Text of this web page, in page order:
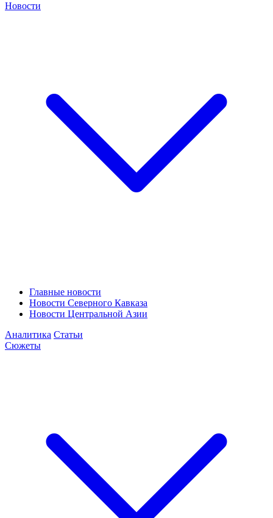
Новости
Главные новости
Новости Северного Кавказа
Новости Центральной Азии
Аналитика Статьи
Сюжеты